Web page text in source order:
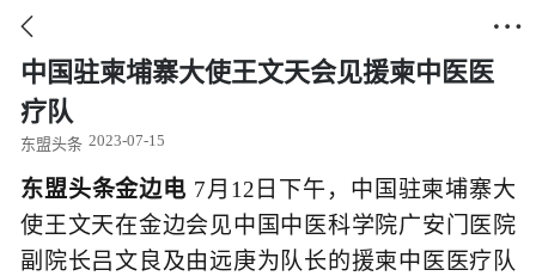
 
中国驻柬埔寨大使王文天会见援柬中医医
疗队
东盟头条 2023-07-15
东盟头条金边电 7月12日下午，中国驻柬埔寨大
使王文天在金边会见中国中医科学院广安门医院
副院长吕文良及由远庚为队长的援柬中医医疗队